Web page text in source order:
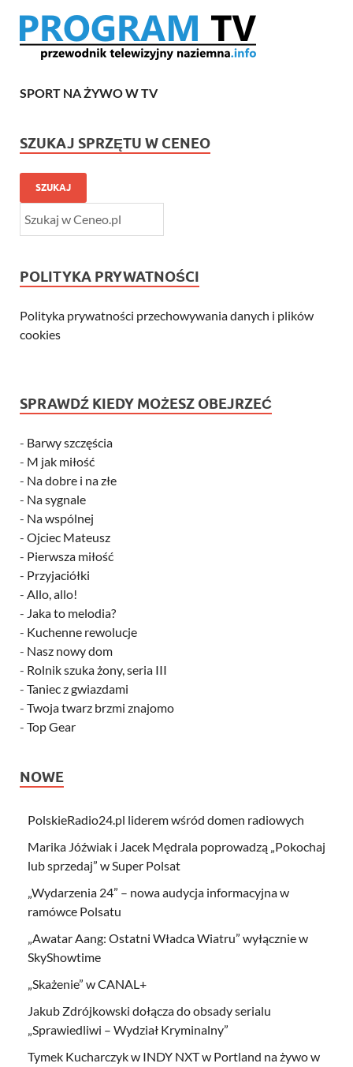
SPORT NA ŻYWO W TV
SZUKAJ SPRZĘTU W CENEO
SZUKAJ
POLITYKA PRYWATNOŚCI
Polityka prywatności przechowywania danych i plików
cookies
SPRAWDŹ KIEDY MOŻESZ OBEJRZEĆ
- Barwy szczęścia
- M jak miłość
- Na dobre i na złe
- Na sygnale
- Na wspólnej
- Ojciec Mateusz
- Pierwsza miłość
- Przyjaciółki
- Allo, allo!
- Jaka to melodia?
- Kuchenne rewolucje
- Nasz nowy dom
- Rolnik szuka żony, seria III
- Taniec z gwiazdami
- Twoja twarz brzmi znajomo
- Top Gear
NOWE
PolskieRadio24.pl liderem wśród domen radiowych
Marika Jóźwiak i Jacek Mędrala poprowadzą „Pokochaj
lub sprzedaj” w Super Polsat
„Wydarzenia 24” – nowa audycja informacyjna w
ramówce Polsatu
„Awatar Aang: Ostatni Władca Wiatru” wyłącznie w
SkyShowtime
„Skażenie” w CANAL+
Jakub Zdrójkowski dołącza do obsady serialu
„Sprawiedliwi – Wydział Kryminalny”
Tymek Kucharczyk w INDY NXT w Portland na żywo w